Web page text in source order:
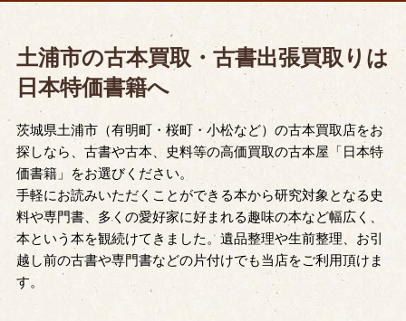
土浦市の古本買取・古書出張買取りは
日本特価書籍へ
茨城県土浦市（有明町・桜町・小松など）の古本買取店をお
探しなら、古書や古本、史料等の高価買取の古本屋「日本特
価書籍」をお選びください。
手軽にお読みいただくことができる本から研究対象となる史
料や専門書、多くの愛好家に好まれる趣味の本など幅広く、
本という本を観続けてきました。遺品整理や生前整理、お引
越し前の古書や専門書などの片付けでも当店をご利用頂けま
す。